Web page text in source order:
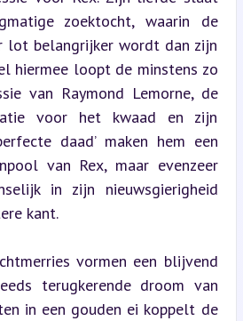
zoektocht, waarin de
lot belangrijker wordt dan zijn
hiermee loopt de minstens zo
van Raymond Lemorne, de
voor het kwaad en zijn
daad’ maken hem een
van Rex, maar evenzeer
in zijn nieuwsgierigheid
kant.
vormen een blijvend
terugkerende droom van
in een gouden ei koppelt de